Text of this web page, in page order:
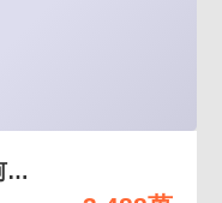
147西門捷運富宅瓏山林玥河雙陽台3房雙衛坡平車